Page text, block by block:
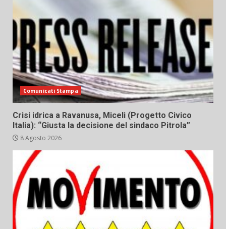
Comunicati Stampa
Crisi idrica a Ravanusa, Miceli (Progetto Civico
Italia): “Giusta la decisione del sindaco Pitrola”
8 Agosto 2026